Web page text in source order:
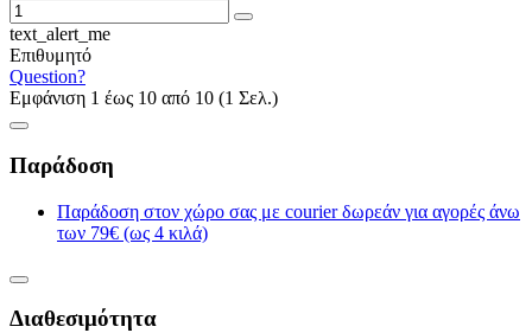
text_alert_me
Επιθυμητό
Question?
Εμφάνιση 1 έως 10 από 10 (1 Σελ.)
Παράδοση
Παράδοση στον χώρο σας με courier δωρεάν για αγορές άνω
των 79€ (ως 4 κιλά)
Διαθεσιμότητα